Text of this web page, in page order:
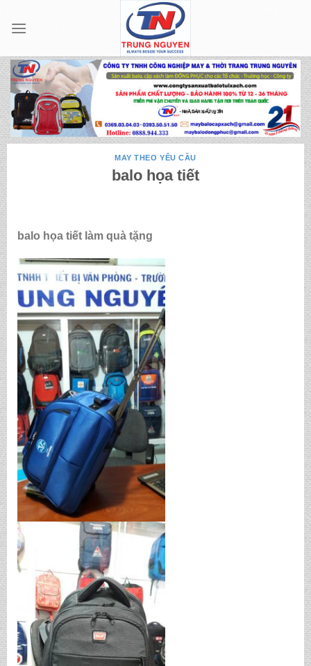
MAY THEO YÊU CẦU
balo họa tiết
balo họa tiết làm quà tặng